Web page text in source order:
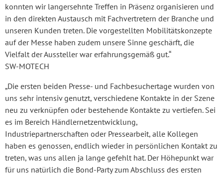
konnten wir langersehnte Treffen in Präsenz organisieren und
in den direkten Austausch mit Fachvertretern der Branche und
unseren Kunden treten. Die vorgestellten Mobilitätskonzepte
auf der Messe haben zudem unsere Sinne geschärft, die
Vielfalt der Aussteller war erfahrungsgemäß gut.“
SW-MOTECH
„Die ersten beiden Presse- und Fachbesuchertage wurden von
uns sehr intensiv genutzt, verschiedene Kontakte in der Szene
neu zu verknüpfen oder bestehende Kontakte zu vertiefen. Sei
es im Bereich Händlernetzentwicklung,
Industriepartnerschaften oder Pressearbeit, alle Kollegen
haben es genossen, endlich wieder in persönlichen Kontakt zu
treten, was uns allen ja lange gefehlt hat. Der Höhepunkt war
für uns natürlich die Bond-Party zum Abschluss des ersten